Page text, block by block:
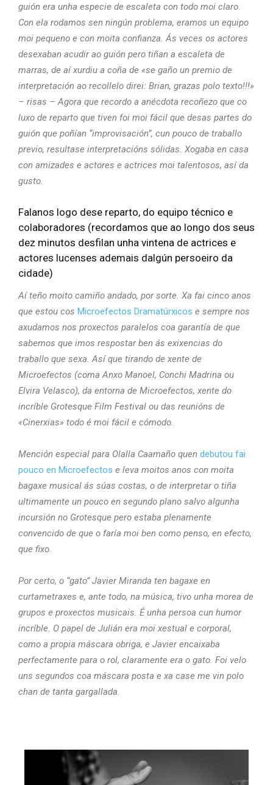
guión era unha especie de escaleta con todo moi claro.
Con ela rodamos sen ningún problema, eramos un equipo
moi pequeno e con moita confianza. Ás veces os actores
desexaban acudir ao guión pero tiñan a escaleta de
marras, de aí xurdiu a coña de «se gaño un premio de
interpretación ao recollelo direi: Brian, grazas polo texto!!!»
– risas – Agora que recordo a anécdota recoñezo que co
luxo de reparto que tiven foi moi fácil que desas partes do
guión que poñían “improvisación”, cun pouco de traballo
previo, resultase interpretacións sólidas. Xogaba en casa
con amizades e actores e actrices moi talentosos, así da
gusto.
Falanos logo dese reparto, do equipo técnico e
colaboradores (recordamos que ao longo dos seus
dez minutos desfilan unha vintena de actrices e
actores lucenses ademais dalgún persoeiro da
cidade)
Aí teño moito camiño andado, por sorte. Xa fai cinco anos
que estou cos Microefectos Dramatúrxicos e sempre nos
axudamos nos proxectos paralelos coa garantía de que
sabemos que imos respostar ben ás exixencias do
traballo que sexa. Así que tirando de xente de
Microefectos (coma Anxo Manoel, Conchi Madrina ou
Elvira Velasco), da entorna de Microefectos, xente do
incríble Grotesque Film Festival ou das reunións de
«Cinerxias» todo é moi fácil e cómodo.
Mención especial para Olalla Caamaño quen debutou fai
pouco en Microefectos e leva moitos anos con moita
bagaxe musical ás súas costas, o de interpretar o tiña
ultimamente un pouco en segundo plano salvo algunha
incursión no Grotesque pero estaba plenamente
convencido de que o faría moi ben como penso, en efecto,
que fixo.
Por certo, o “gato” Javier Miranda ten bagaxe en
curtametraxes e, ante todo, na música, tivo unha morea de
grupos e proxectos musicais. É unha persoa cun humor
incríble. O papel de Julián era moi xestual e corporal,
como a propia máscara obriga, e Javier encaixaba
perfectamente para o rol, claramente era o gato. Foi velo
uns segundos coa máscara posta e xa case me vin polo
chan de tanta gargallada.